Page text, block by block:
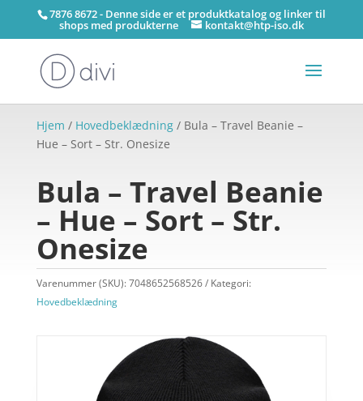
7876 8672 - Denne side er et produktkatalog og linker til
shops med produkterne kontakt@htp-iso.dk
Hjem / Hovedbeklædning/ Bula – Travel Beanie –
Hue – Sort – Str. Onesize
Bula – Travel Beanie
– Hue – Sort – Str.
Onesize
Varenummer (SKU):7048652568526
Kategori:
Hovedbeklædning